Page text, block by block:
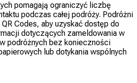
pomagają ograniczyć liczbę
podczas całej podróży. Podróżni
Codes, aby uzyskać dostęp do
dotyczących zameldowania w
podróżnych bez konieczności
lub dotykania wspólnych